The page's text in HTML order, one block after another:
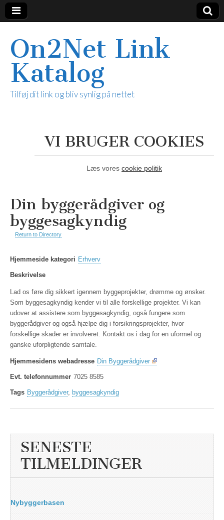
On2Net Link
Katalog
Tilføj dit link og bliv synlig på nettet
VI BRUGER COOKIES
Læs vores cookie politik
Din byggerådgiver og
byggesagkyndig
Return to Directory
Hjemmeside kategori Erhverv
Beskrivelse
Lad os føre dig sikkert igennem byggeprojekter, drømme og ønsker.
Som byggesagkyndig kender vi til alle forskellige projekter. Vi kan
udover at assistere som byggesagkyndig, også fungere som
byggerådgiver og også hjælpe dig i forsikringsprojekter, hvor
forskellige skader er involveret. Kontakt os i dag for en uformel og
ganske uforpligtende samtale.
Hjemmesidens webadresse Din Byggerådgiver
Evt. telefonnummer 7025 8585
Tags Byggerådgiver, byggesagkyndig
SENESTE
TILMELDINGER
Nybyggerbasen